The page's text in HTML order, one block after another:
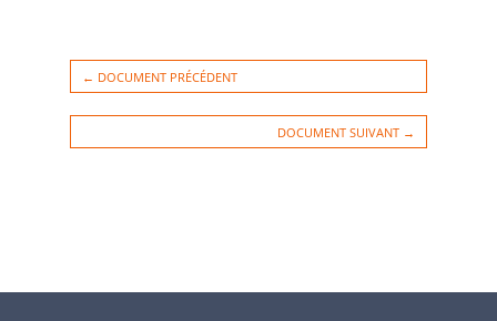
← DOCUMENT PRÉCÉDENT
DOCUMENT SUIVANT →